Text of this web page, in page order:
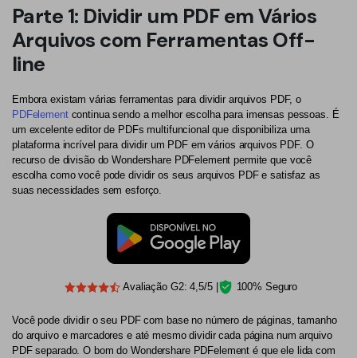
Novidades
Central de Downloads
Parte 1: Dividir um PDF em Vários
Arquivos com Ferramentas Off-
line
Embora existam várias ferramentas para dividir arquivos PDF, o
PDFelement continua sendo a melhor escolha para imensas pessoas. É
um excelente editor de PDFs multifuncional que disponibiliza uma
plataforma incrível para dividir um PDF em vários arquivos PDF. O
recurso de divisão do Wondershare PDFelement permite que você
escolha como você pode dividir os seus arquivos PDF e satisfaz as
suas necessidades sem esforço.
Avaliação G2: 4,5/5 | 100% Seguro
Você pode dividir o seu PDF com base no número de páginas, tamanho
do arquivo e marcadores e até mesmo dividir cada página num arquivo
PDF separado. O bom do Wondershare PDFelement é que ele lida com